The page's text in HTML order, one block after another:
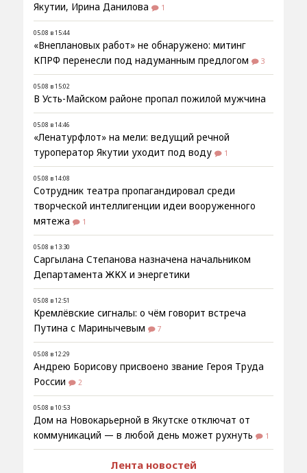
Якутии, Ирина Данилова
1
05.08 в 15:44
«Внеплановых работ» не обнаружено: митинг
КПРФ перенесли под надуманным предлогом
3
05.08 в 15:02
В Усть-Майском районе пропал пожилой мужчина
05.08 в 14:46
«Ленатурфлот» на мели: ведущий речной
туроператор Якутии уходит под воду
1
05.08 в 14:08
Сотрудник театра пропагандировал среди
творческой интеллигенции идеи вооруженного
мятежа
1
05.08 в 13:30
Саргылана Степанова назначена начальником
Департамента ЖКХ и энергетики
05.08 в 12:51
Кремлёвские сигналы: о чём говорит встреча
Путина с Маринычевым
7
05.08 в 12:29
Андрею Борисову присвоено звание Героя Труда
России
2
05.08 в 10:53
Дом на Новокарьерной в Якутске отключат от
коммуникаций — в любой день может рухнуть
1
Лента новостей